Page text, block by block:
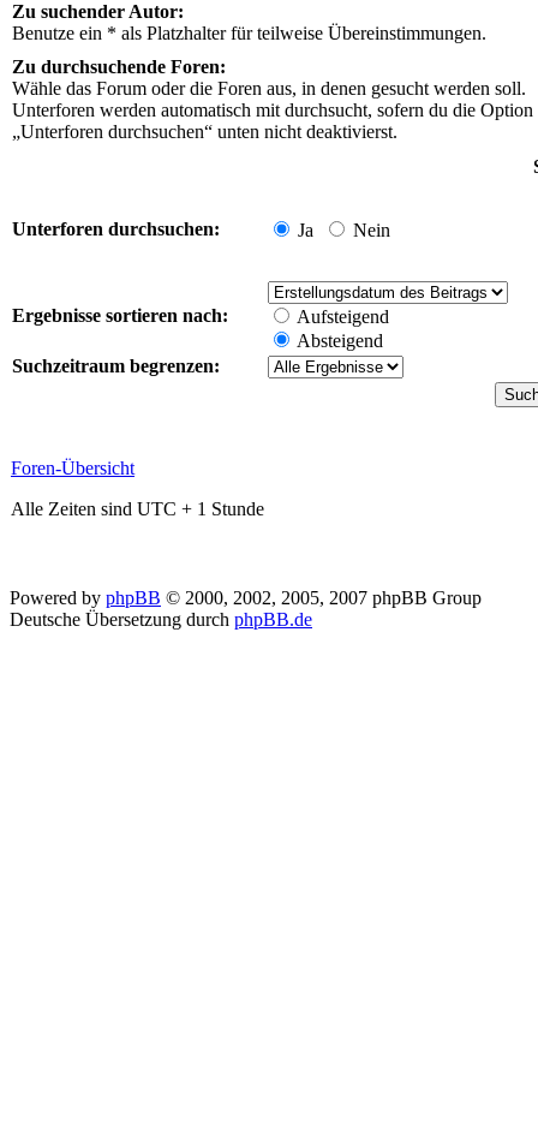
Zu suchender Autor:
Benutze ein * als Platzhalter für teilweise Übereinstimmungen.
Zu durchsuchende Foren:
Wähle das Forum oder die Foren aus, in denen gesucht werden soll.
Unterforen werden automatisch mit durchsucht, sofern du die Option
„Unterforen durchsuchen“ unten nicht deaktivierst.
Unterforen durchsuchen: Ja Nein
Ergebnisse sortieren nach:
Aufsteigend
Absteigend
Suchzeitraum begrenzen:
Foren-Übersicht
Alle Zeiten sind UTC + 1 Stunde
Powered by phpBB © 2000, 2002, 2005, 2007 phpBB Group
Deutsche Übersetzung durch phpBB.de